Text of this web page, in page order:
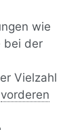
wie
bei der
Vielzahl
vorderen